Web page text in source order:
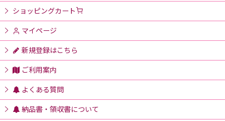
ショッピングカート
マイページ
新規登録はこちら
ご利用案内
よくある質問
納品書・領収書について